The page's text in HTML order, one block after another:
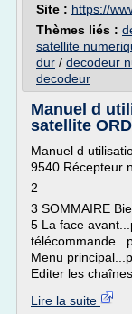
Site : https://
Thèmes liés :
satellite
dur / decodeur
decodeur
Manuel d
satellite
Manuel d
9540 Récepteur
2
3 SOMMAIRE
5 La face
Menu
Editer les
Lire la suite